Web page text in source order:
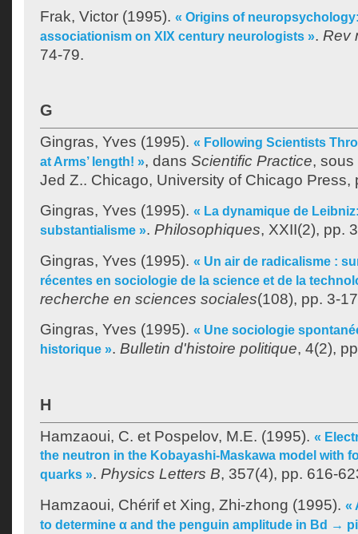
Frak, Victor (1995). « Origins of
associationism on XIX century neurologists ». Rev
74-79.
G
Gingras, Yves (1995). « Following Scientists
at Arms’ length! », dans Scientific Practice,
Jed Z.. Chicago, University of Chicago Press,
Gingras, Yves (1995). « La dynamique de
substantialisme ». Philosophiques, XXII(2), pp.
Gingras, Yves (1995). « Un air de radicalisme :
récentes en sociologie de la science et de la
recherche en sciences sociales(108), pp. 3-
Gingras, Yves (1995). « Une sociologie
historique ». Bulletin d'histoire politique, 4(2),
H
Hamzaoui, C. et Pospelov, M.E. (1995). «
the neutron in the Kobayashi-Maskawa model with
quarks ». Physics Letters B, 357(4), pp. 616-
Hamzaoui, Chérifet Xing, Zhi-zhong (1995). «
to determine α and the penguin amplitude in Bd →